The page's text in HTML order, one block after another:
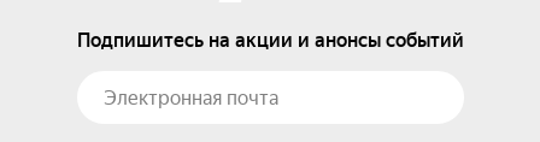
Подпишитесь на акции и анонсы событий